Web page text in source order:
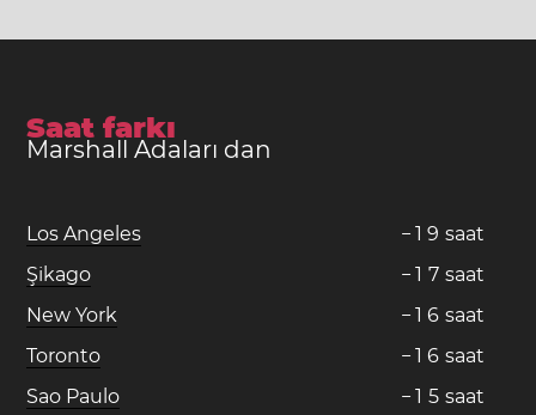
Saat farkı
Marshall Adaları dan
Los Angeles − 1 9 saat
Şikago
− 1 7 saat
New York
− 1 6 saat
Toronto
− 1 6 saat
Sao Paulo
− 1 5 saat